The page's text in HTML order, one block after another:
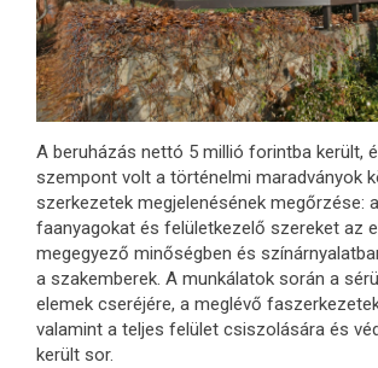
A beruházás nettó 5 millió forintba került,
szempont volt a történelmi maradványok
szerkezetek megjelenésének megőrzése:
faanyagokat és felületkezelő szereket az
megegyező minőségben és
a szakemberek. A munkálatok során a
elemek cseréjére, a meglévő
valamint a teljes felület csiszolására és
került sor.